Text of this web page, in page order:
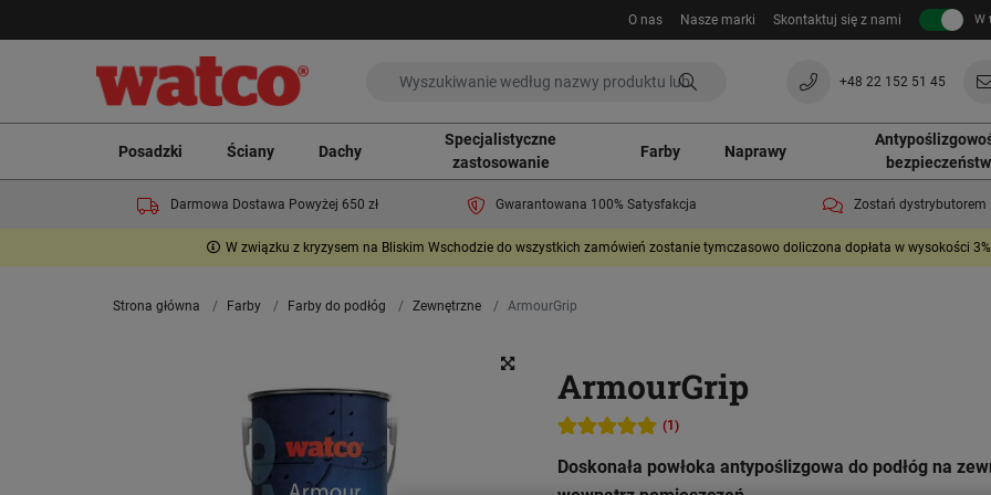
O nas Nasze marki Skontaktuj się z nami W
+48 22 152 51 45
Posadzki Ściany Dachy
Specjalistyczne
zastosowanie
Farby Naprawy
Darmowa Dostawa Powyżej 650 zł Gwarantowana 100% Satysfakcja Zostań dystrybutorem
W związku z kryzysem na Bliskim Wschodzie do wszystkich zamówień zostanie tymczasowo doliczona dopłata w wysokości
Strona główna Farby Farby do podłóg Zewnętrzne ArmourGrip
ArmourGrip
(1)
Doskonała powłoka antypoślizgowa do podłóg na